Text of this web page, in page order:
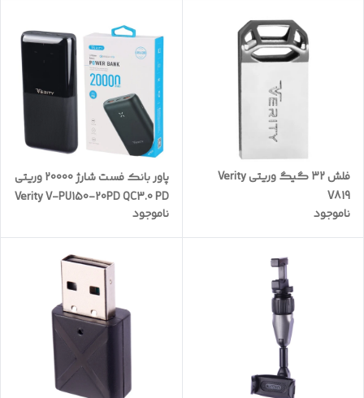
فلش 32 گیگ وریتی Verity
V819
ناموجود
پاور بانک فست شارژ 20000 وریتی
Verity V-PU150-20PD QC3.0 PD
22.5W
ناموجود